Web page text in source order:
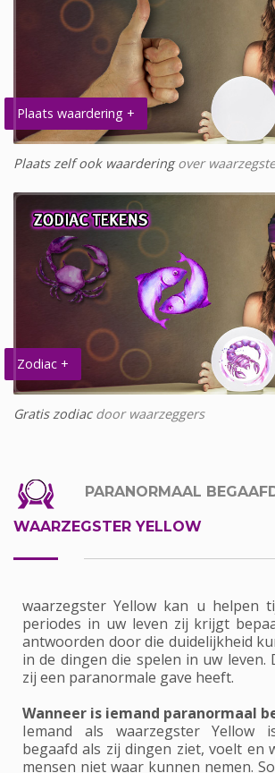
Plaats waardering +
Plaats zelf ook waarderingover
Zodiac +
Gratis zodiacdoor waarzeggers
PARANORMAAL
WAARZEGSTER YELLOW
waarzegster Yellow kan u helpen
periodes in uw leven zij krijgt
antwoorden door die duidelijkheid
in de dingen die spelen in uw leven.
zij een paranormale gave heeft.
Wanneer is iemand paranormaal
Iemand als waarzegster Yellow
begaafd als zij dingen ziet, voelt en
mensen niet waar kunnen nemen.